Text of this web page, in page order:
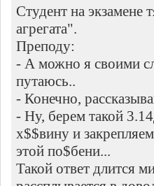
Студент на экзамене
агрегата".
Преподу:
- А можно я своими
путаюсь..
- Конечно,
- Hу, берем такой
х$$вину и
этой по$бени...
Такой ответ длится